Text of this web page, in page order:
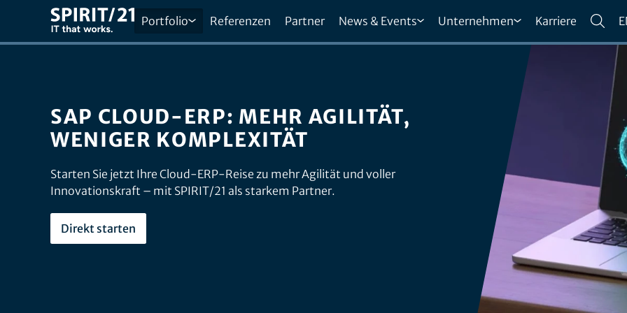
Portfolio Referenzen Partner News & Events Unternehmen Karriere
SAP CLOUD-ERP: MEHR AGILITÄT,
WENIGER KOMPLEXITÄT
Starten Sie jetzt Ihre Cloud-ERP-Reise zu mehr Agilität und voller
Innovationskraft – mit SPIRIT/21 als starkem Partner.
Direkt starten